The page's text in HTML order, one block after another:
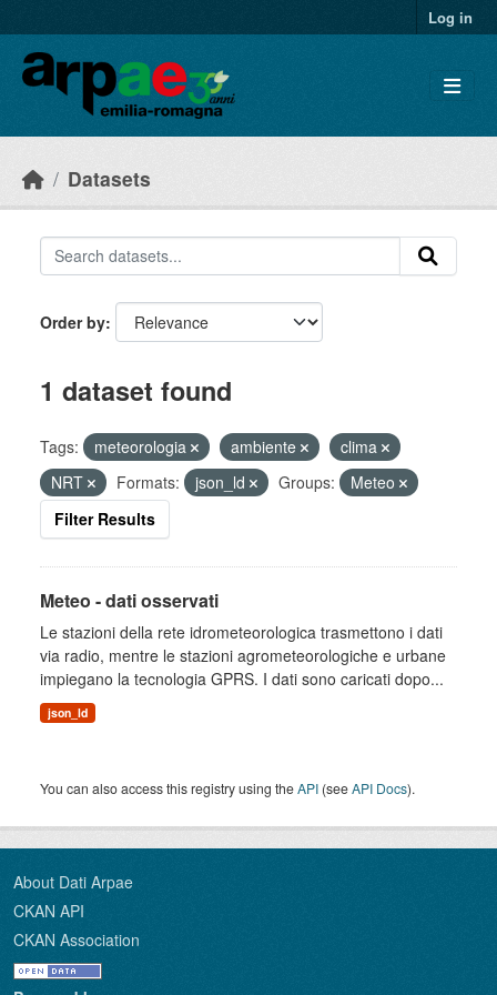
Log in
Datasets
Order by
1 dataset found
Tags: meteorologia ambiente
clima
NRT
Formats: json_ld Groups:
Meteo
Filter Results
Meteo - dati osservati
Le stazioni della rete idrometeorologica trasmettono i dati
via radio, mentre le stazioni agrometeorologiche e urbane
impiegano la tecnologia GPRS. I dati sono caricati dopo...
json_ld
You can also access this registry using theAPI (seeAPI Docs).
About Dati Arpae
CKAN API
CKAN Association